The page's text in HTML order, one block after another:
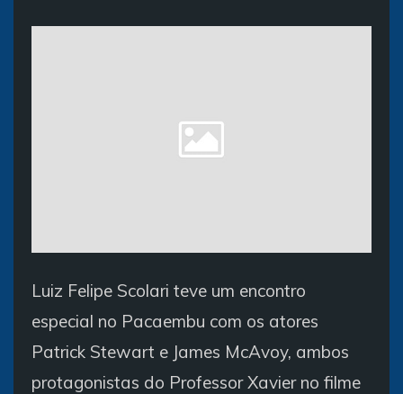
Luiz Felipe Scolari teve um encontro
especial no Pacaembu com os atores
Patrick Stewart e James McAvoy, ambos
protagonistas do Professor Xavier no filme